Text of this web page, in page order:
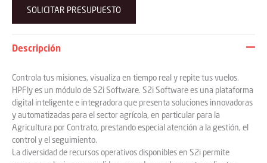
Por favor, deja este campo vacío.
Por favor, deja este campo vacío.
Descripción
Controla tus misiones, visualiza en tiempo real y repite tus vuelos.
HPFly es un módulo de S2i Software. S2i Software es una plataforma
digital inteligente e integradora que presenta soluciones innovadoras
y automatizadas para el sector agrícola, en particular para la
Agricultura por Contrato, prestando especial atención a la gestión, el
control y el seguimiento.
La diversidad de recursos operativos disponibles en S2i permite